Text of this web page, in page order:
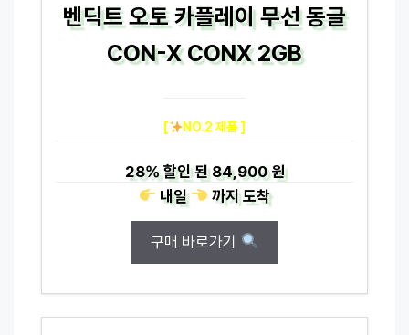
벤딕트 오토 카플레이 무선 동글
CON-X CONX 2GB
[ NO.2 제품 ]
28%할인 된84,900 원
내일
까지도착
구매 바로가기